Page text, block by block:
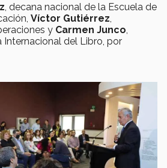
, decana nacional de la Escuela de
Víctor Gutiérrez
y Carmen Junco
Internacional del Libro, por